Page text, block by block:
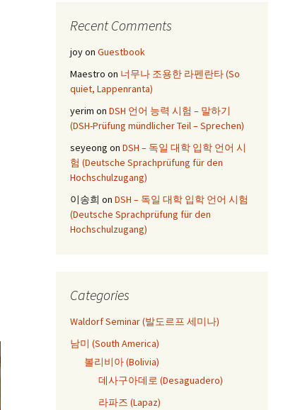
Recent Comments
joyon Guestbook
Maestro on 너무나 조용한 라펜란타 (So
quiet, Lappenranta)
yerim on DSH 언어 능력 시험 – 말하기
(DSH-Prüfung mündlicher Teil – Sprechen)
seyeong on DSH – 독일 대학 입학 언어 시
험 (Deutsche Sprachprüfung für den
Hochschulzugang)
이송희 on DSH – 독일 대학 입학 언어 시험
(Deutsche Sprachprüfung für den
Hochschulzugang)
Categories
Waldorf Seminar (발도르프 세미나)
남미 (South America)
볼리비아 (Bolivia)
데사구아데로 (Desaguadero)
라파즈 (Lapaz)